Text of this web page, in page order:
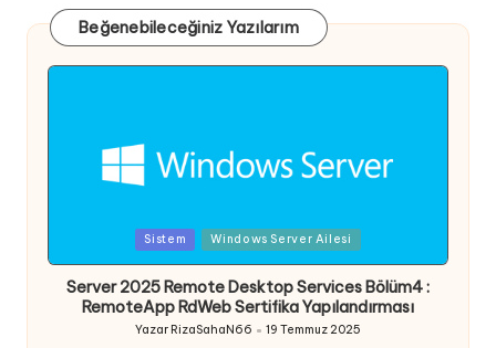
Beğenebileceğiniz Yazılarım
in
Sistem Windows Server Ailesi
Server 2025 Remote Desktop Services Bölüm4 :
RemoteApp RdWeb Sertifika Yapılandırması
Posted
Yazar RizaSahaN66 19 Temmuz 2025